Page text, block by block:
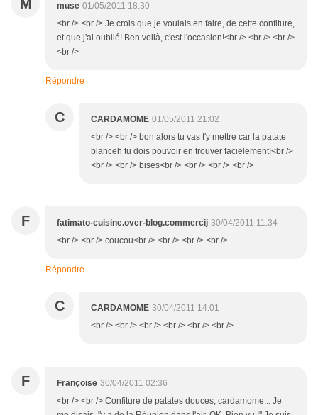
M muse 01/05/2011 18:30
<br /> <br /> Je crois que je voulais en faire, de cette confiture,
et que j'ai oublié! Ben voilà, c'est l'occasion!<br /> <br /> <br />
<br />
Répondre
C CARDAMOME 01/05/2011 21:02
<br /> <br /> bon alors tu vas t'y mettre car la patate
blanceh tu dois pouvoir en trouver facielement!<br />
<br /> <br /> bises<br /> <br /> <br /> <br />
F fatimato-cuisine.over-blog.commercij 30/04/2011 11:34
<br /> <br /> coucou<br /> <br /> <br /> <br />
Répondre
C CARDAMOME 30/04/2011 14:01
<br /> <br /> <br /> <br /> <br /> <br />
F Françoise 30/04/2011 02:36
<br /> <br /> Confiture de patates douces, cardamome... Je